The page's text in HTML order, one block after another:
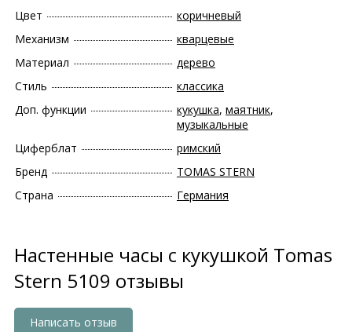
Цвет
коричневый
Механизм
кварцевые
Материал
дерево
Стиль
классика
Доп. функции
кукушка, маятник,
музыкальные
Циферблат
римский
Бренд
TOMAS STERN
Страна
Германия
Настенные часы с кукушкой Tomas
Stern 5109 отзывы
Написать отзыв